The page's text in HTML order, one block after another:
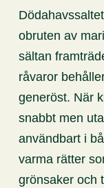
obruten av
sältan
råvaror
generöst. När
snabbt men
användbart i
varma rätter
grönsaker och